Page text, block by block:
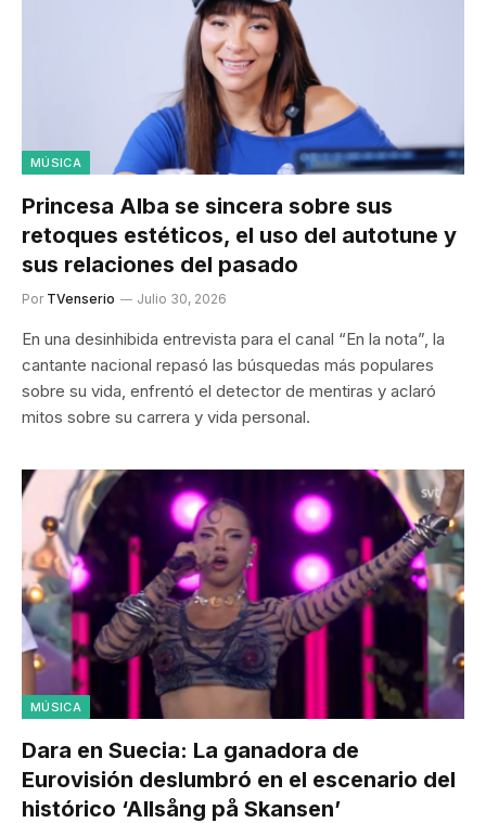
MÚSICA
Princesa Alba se sincera sobre sus
retoques estéticos, el uso del autotune y
sus relaciones del pasado
Por TVenserio Julio 30, 2026
En una desinhibida entrevista para el canal “En la nota”, la
cantante nacional repasó las búsquedas más populares
sobre su vida, enfrentó el detector de mentiras y aclaró
mitos sobre su carrera y vida personal.
MÚSICA
Dara en Suecia: La ganadora de
Eurovisión deslumbró en el escenario del
histórico ‘Allsång på Skansen’